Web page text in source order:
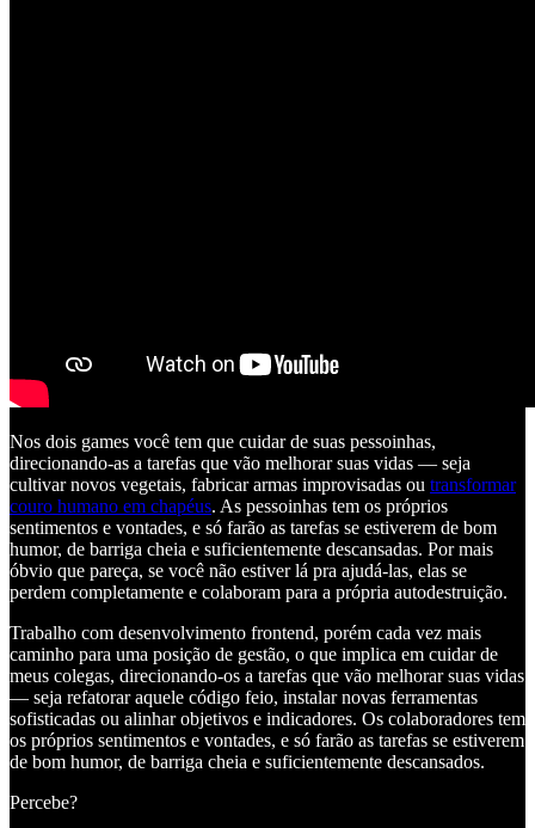
Nos dois games você tem que cuidar de suas pessoinhas,
direcionando-as a tarefas que vão melhorar suas vidas — seja
cultivar novos vegetais, fabricar armas improvisadas ou transformar
couro humano em chapéus. As pessoinhas tem os próprios
sentimentos e vontades, e só farão as tarefas se estiverem de bom
humor, de barriga cheia e suficientemente descansadas. Por mais
óbvio que pareça, se você não estiver lá pra ajudá-las, elas se
perdem completamente e colaboram para a própria autodestruição.
Trabalho com desenvolvimento frontend, porém cada vez mais
caminho para uma posição de gestão, o que implica em cuidar de
meus colegas, direcionando-os a tarefas que vão melhorar suas vidas
— seja refatorar aquele código feio, instalar novas ferramentas
sofisticadas ou alinhar objetivos e indicadores. Os colaboradores tem
os próprios sentimentos e vontades, e só farão as tarefas se estiverem
de bom humor, de barriga cheia e suficientemente descansados.
Percebe?